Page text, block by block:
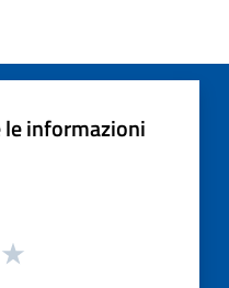
le informazioni